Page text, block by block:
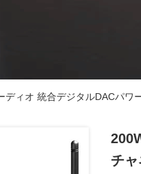
ィオ 統合デジタルDACパワ
チ